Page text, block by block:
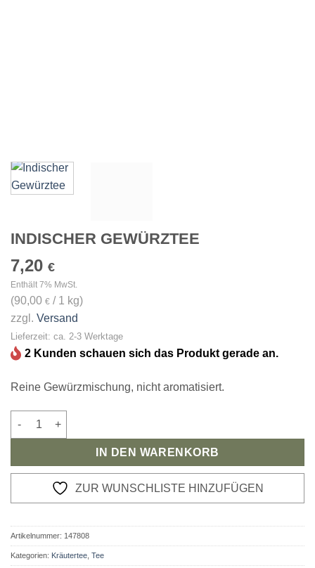
INDISCHER GEWÜRZTEE
7,20 €
Enthält 7% MwSt.
(90,00 € / 1 kg)
zzgl. Versand
Lieferzeit: ca. 2-3 Werktage
2 Kunden schauen sich das Produkt gerade an.
Reine Gewürzmischung, nicht aromatisiert.
Indischer Gewürztee Menge
IN DEN WARENKORB
ZUR WUNSCHLISTE HINZUFÜGEN
Artikelnummer: 147808
Kategorien: Kräutertee Tee